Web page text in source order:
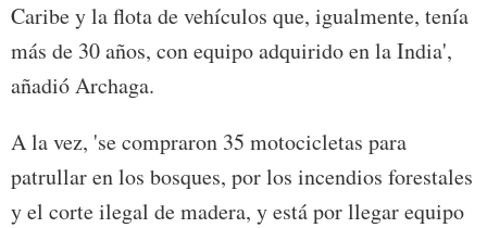
Caribe y la flota de vehículos que, igualmente, tenía
más de 30 años, con equipo adquirido en la India',
añadió Archaga.
A la vez, 'se compraron 35 motocicletas para
patrullar en los bosques, por los incendios forestales
y el corte ilegal de madera, y está por llegar equipo